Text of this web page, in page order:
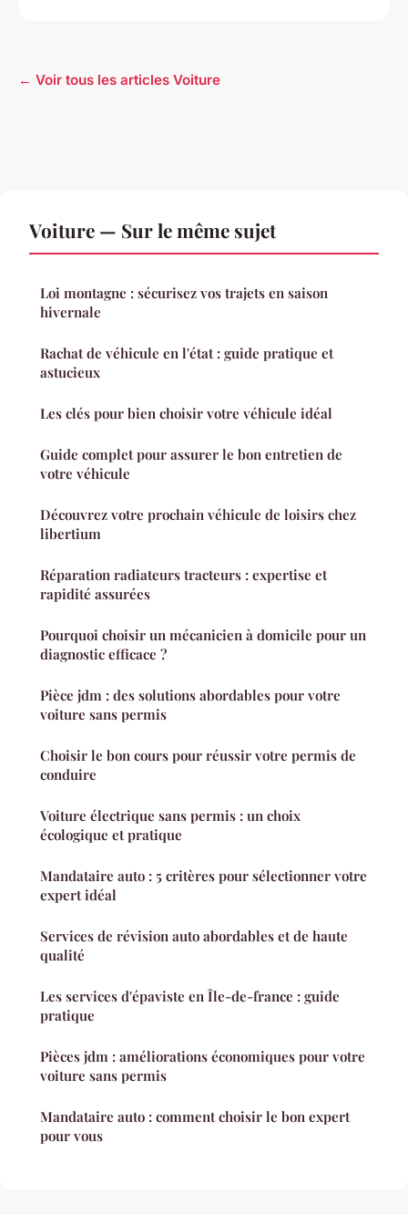
← Voir tous les articles Voiture
Voiture — Sur le même sujet
Loi montagne : sécurisez vos trajets en saison
hivernale
Rachat de véhicule en l'état : guide pratique et
astucieux
Les clés pour bien choisir votre véhicule idéal
Guide complet pour assurer le bon entretien de
votre véhicule
Découvrez votre prochain véhicule de loisirs chez
libertium
Réparation radiateurs tracteurs : expertise et
rapidité assurées
Pourquoi choisir un mécanicien à domicile pour un
diagnostic efficace ?
Pièce jdm : des solutions abordables pour votre
voiture sans permis
Choisir le bon cours pour réussir votre permis de
conduire
Voiture électrique sans permis : un choix
écologique et pratique
Mandataire auto : 5 critères pour sélectionner votre
expert idéal
Services de révision auto abordables et de haute
qualité
Les services d'épaviste en Île-de-france : guide
pratique
Pièces jdm : améliorations économiques pour votre
voiture sans permis
Mandataire auto : comment choisir le bon expert
pour vous